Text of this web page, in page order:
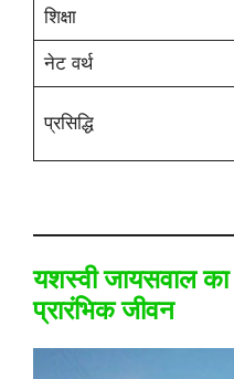
शिक्षा
नेट वर्थ
प्रसिद्धि
यशस्वी जायसवाल
प्रारंभिक जीवन